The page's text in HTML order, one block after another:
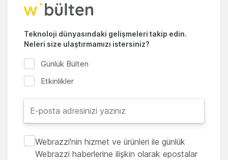
Teknoloji dünyasındaki gelişmeleri takip edin.
Neleri size ulaştırmamızı istersiniz?
Günlük Bülten
Etkinlikler
Webrazzi'nin hizmet ve ürünleri ile günlük
Webrazzi haberlerine ilişkin olarak epostalar